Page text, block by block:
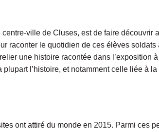
ville de Cluses, est de faire
raconter le quotidien de ces élèves
une histoire racontée dans
l’histoire, et notamment celle liée à
ont attiré du monde en 2015. Parmi ces